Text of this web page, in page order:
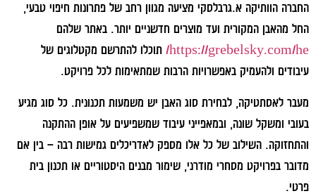
החברה הוותיקה א.גרבלסקי מציעה מגוון רחב של פתרונות חיפוי טבעי,
החל מהאבן המקורית ועד מוצרים חדשניים יותר. באתר שלהם
https://grebelsky.com/he/ תוכלו להתרשם מקטלוגים של
עיבודים ולהעמיק באפשרויות הרבות שמתאימות לכל פרויקט.
מעבר לאסתטיקה, לבחירת סוג האבן יש משמעות תכנונית. כל סוג מגיע
בעובי ומשקל שונה, ובמאפייני עיבוד שמשפיעים על אופן ההתקנה
והתחזוקה. השילוב של כל אלו מספק לאדריכלים גמישות רבה – בין אם
מדובר בפרויקט מסחרי מודרני, שימור מבנים היסטוריים או תכנון בית
פרטי.